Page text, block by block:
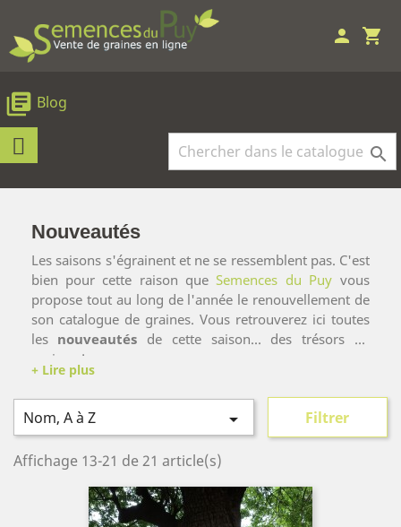
shopping_cart
person
library_books Blog

Nouveautés
Les saisons s'égrainent et ne se ressemblent pas. C'est
bien pour cette raison que Semences du Puy vous
propose tout au long de l'année le renouvellement de
son catalogue de graines. Vous retrouverez ici toutes
les nouveautés de cette saison... des trésors de
graines !
Nom, A à Z  Filtrer
Affichage 13-21 de 21 article(s)